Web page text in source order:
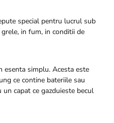
special pentru lucrul sub
in fum, in conditii de
esenta simplu. Acesta este
ce contine bateriile sau
capat ce gazduieste becul